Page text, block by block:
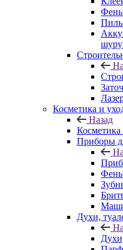
Косметика и
Назад
Косметика
Приборы
Духи,